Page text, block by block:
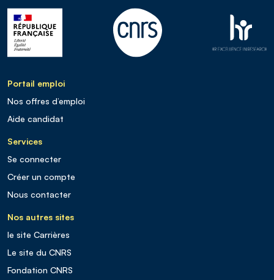
Portail emploi
Nos offres d’emploi
Aide candidat
Services
Se connecter
Créer un compte
Nous contacter
Nos autres sites
le site Carrières
Le site du CNRS
Fondation CNRS